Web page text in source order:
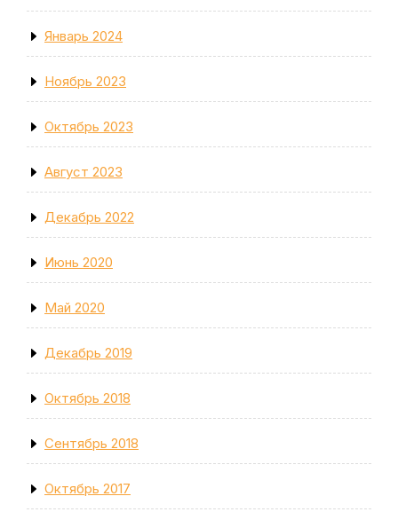
Январь 2024
Ноябрь 2023
Октябрь 2023
Август 2023
Декабрь 2022
Июнь 2020
Май 2020
Декабрь 2019
Октябрь 2018
Сентябрь 2018
Октябрь 2017